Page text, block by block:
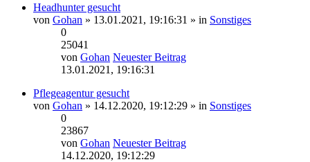
Headhunter gesucht
von Gohan » 13.01.2021, 19:16:31 » in Sonstiges
0
25041
von Gohan Neuester Beitrag
13.01.2021, 19:16:31
Pflegeagentur gesucht
von Gohan » 14.12.2020, 19:12:29 » in Sonstiges
0
23867
von Gohan Neuester Beitrag
14.12.2020, 19:12:29